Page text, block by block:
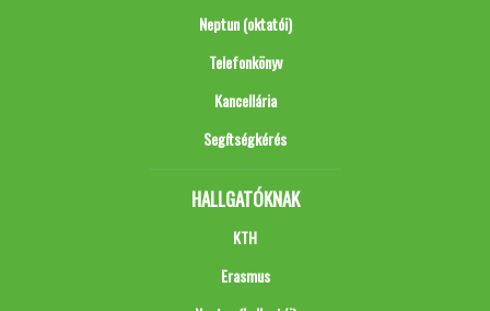
Neptun (oktatói)
Telefonkönyv
Kancellária
Segítségkérés
HALLGATÓKNAK
KTH
Erasmus